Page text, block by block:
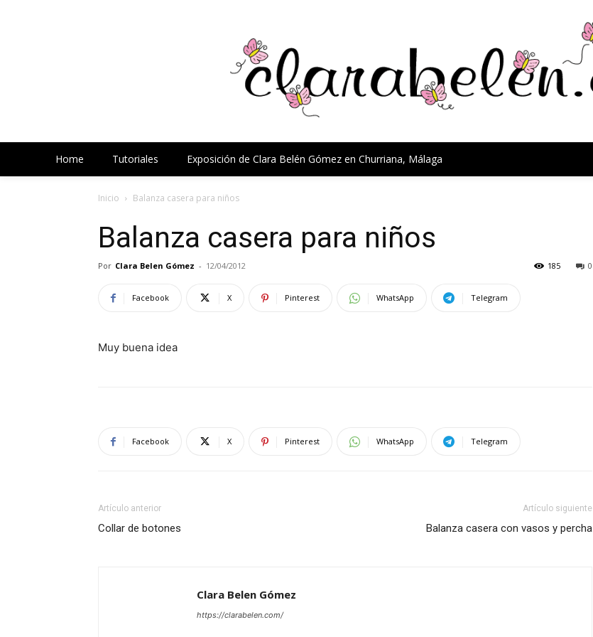
Home Tutoriales Exposición de Clara Belén Gómez en Churriana, Málaga
Inicio Balanza casera para niños
Balanza casera para niños
Por Clara Belen Gómez - 12/04/2012 0
185
Facebook X Pinterest WhatsApp Telegram
Muy buena idea
Facebook X Pinterest WhatsApp Telegram
Artículo anterior
Collar de botones
Artículo siguiente
Balanza casera con vasos y percha
Clara Belen Gómez
https://clarabelen.com/